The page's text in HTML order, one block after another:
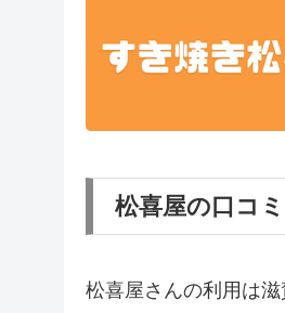
松喜屋の口コミ
松喜屋さんの利用は